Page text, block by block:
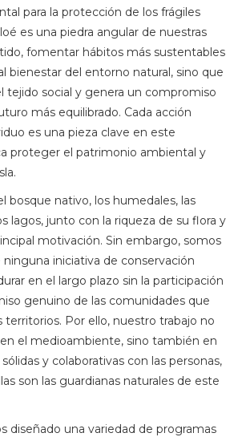
para la protección de los frágiles
es una piedra angular de nuestras
fomentar hábitos más sustentables
bienestar del entorno natural, sino que
tejido social y genera un compromiso
más equilibrado. Cada acción
es una pieza clave en este
proteger el patrimonio ambiental y
bosque nativo, los humedales, las
lagos, junto con la riqueza de su flora y
motivación. Sin embargo, somos
iniciativa de conservación
en el largo plazo sin la participación
genuino de las comunidades que
territorios. Por ello, nuestro trabajo no
el medioambiente, sino también en
y colaborativas con las personas,
son las guardianas naturales de este
diseñado una variedad de programas